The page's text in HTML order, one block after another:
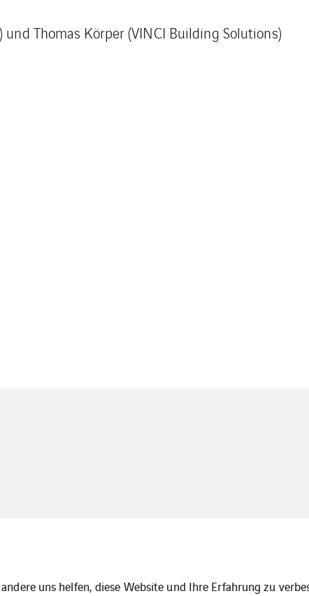
Thomas Körper (VINCI Building Solutions)
uns helfen, diese Website und Ihre Erfahrung zu